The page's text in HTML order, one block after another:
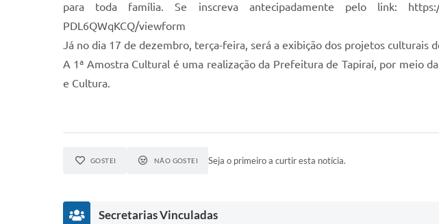
para toda família. Se inscreva antecipadamente pelo link: https://
PDL6QWqKCQ/viewform
Já no dia 17 de dezembro, terça-feira, será a exibição dos projetos culturais
A 1ª Amostra Cultural é uma realização da Prefeitura de Tapiraí, por meio
e Cultura.
GOSTEI NÃO GOSTEI Seja o primeiro a curtir esta notícia.
Secretarias Vinculadas